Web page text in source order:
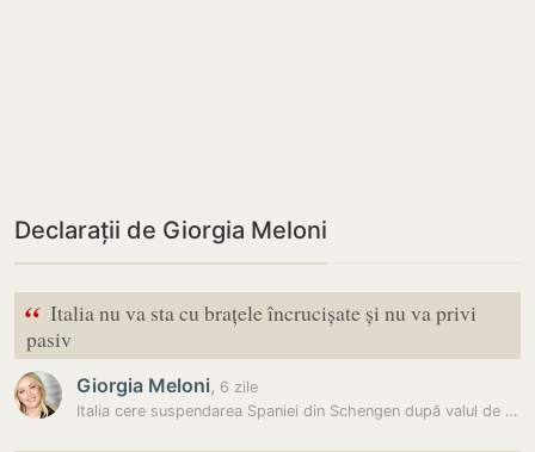
Declarații de Giorgia Meloni
“ Italia nu va sta cu brațele încrucișate și nu va privi
pasiv
Giorgia Meloni, 6 zile
Italia cere suspendarea Spaniei din Schengen după valul de migranți…